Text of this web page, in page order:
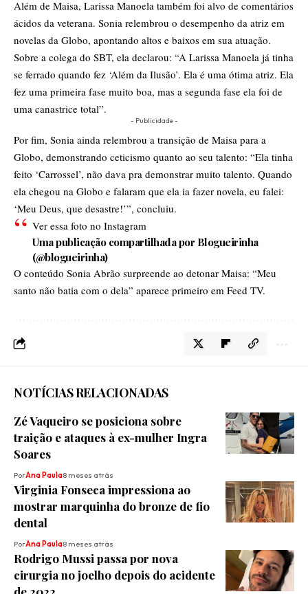
Além de Maisa, Larissa Manoela também foi alvo de comentários
ácidos da veterana. Sonia relembrou o desempenho da atriz em
novelas da Globo, apontando altos e baixos em sua atuação.
Sobre a colega do SBT, ela declarou: “A Larissa Manoela já tinha
se ferrado quando fez ‘Além da Ilusão’. Ela é uma ótima atriz. Ela
fez uma primeira fase muito boa, mas a segunda fase ela foi de
uma canastrice total”.
- Publicidade -
Por fim, Sonia ainda relembrou a transição de Maisa para a
Globo, demonstrando ceticismo quanto ao seu talento: “Ela tinha
feito ‘Carrossel’, não dava pra demonstrar muito talento. Quando
ela chegou na Globo e falaram que ela ia fazer novela, eu falei:
‘Meu Deus, que desastre!’”, concluiu.
Ver essa foto no Instagram
Uma publicação compartilhada por Blogueirinha
(@blogueirinha)
O conteúdo Sonia Abrão surpreende ao detonar Maisa: “Meu
santo não batia com o dela” aparece primeiro em Feed TV.
NOTÍCIAS RELACIONADAS
Zé Vaqueiro se posiciona sobre
traição e ataques à ex-mulher Ingra
Soares
PorAna Paula8 meses atrás
Virginia Fonseca impressiona ao
mostrar marquinha do bronze de fio
dental
PorAna Paula8 meses atrás
Rodrigo Mussi passa por nova
cirurgia no joelho depois do acidente